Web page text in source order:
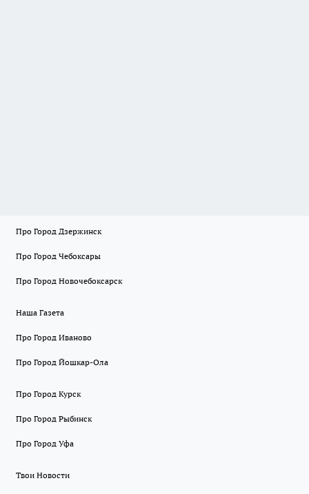
Про Город Дзержинск
Про Город Чебоксары
Про Город Новочебоксарск
Наша Газета
Про Город Иваново
Про Город Йошкар-Ола
Про Город Курск
Про Город Рыбинск
Про Город Уфа
Твои Новости